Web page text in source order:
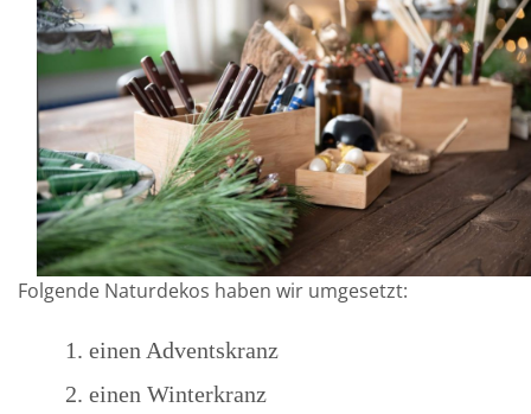
Folgende Naturdekos haben wir umgesetzt:
einen Adventskranz
einen Winterkranz